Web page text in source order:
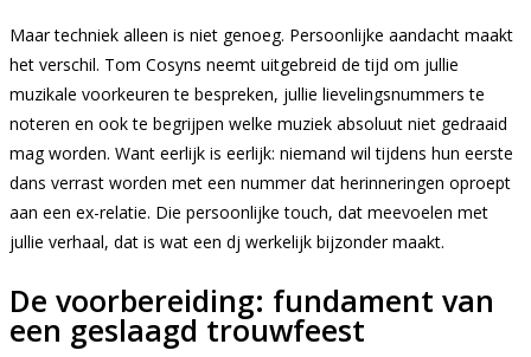
Maar techniek alleen is niet genoeg. Persoonlijke aandacht maakt
het verschil. Tom Cosyns neemt uitgebreid de tijd om jullie
muzikale voorkeuren te bespreken, jullie lievelingsnummers te
noteren en ook te begrijpen welke muziek absoluut niet gedraaid
mag worden. Want eerlijk is eerlijk: niemand wil tijdens hun eerste
dans verrast worden met een nummer dat herinneringen oproept
aan een ex-relatie. Die persoonlijke touch, dat meevoelen met
jullie verhaal, dat is wat een dj werkelijk bijzonder maakt.
De voorbereiding: fundament van
een geslaagd trouwfeest